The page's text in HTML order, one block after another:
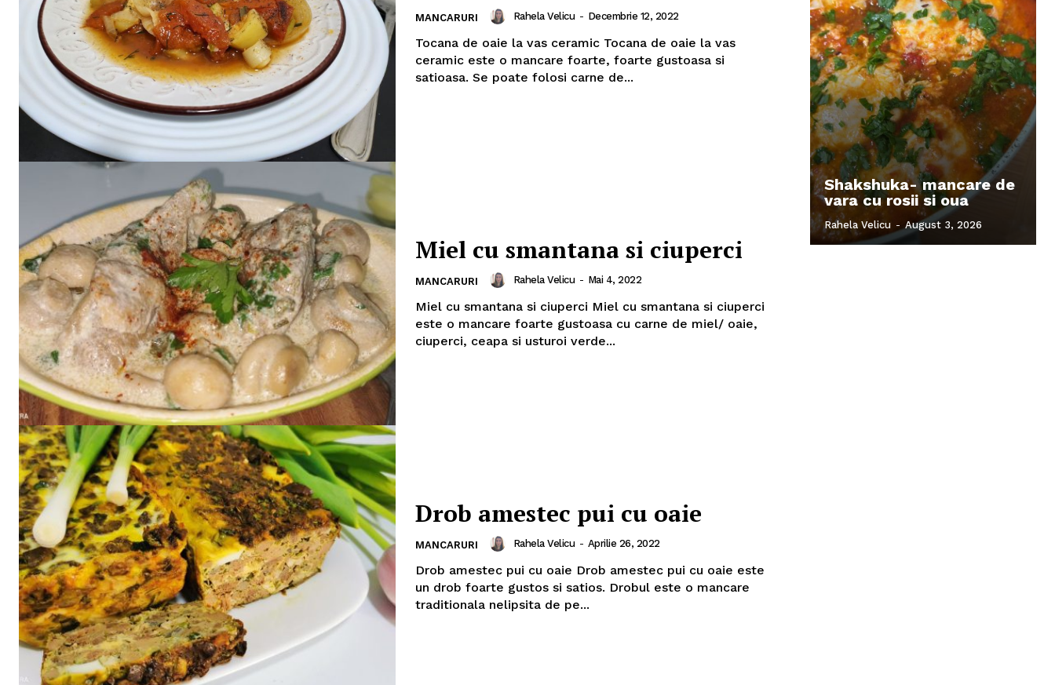
Politica de Confidențialitate
Contact
MANCARURI Rahela Velicu - Decembrie 12, 2022
Tocana de oaie la vas ceramic Tocana de oaie la vas
ceramic este o mancare foarte, foarte gustoasa si
satioasa. Se poate folosi carne de...
Miel cu smantana si ciuperci
MANCARURI Rahela Velicu - Mai 4, 2022
Miel cu smantana si ciuperci Miel cu smantana si ciuperci
este o mancare foarte gustoasa cu carne de miel/ oaie,
ciuperci, ceapa si usturoi verde...
Drob amestec pui cu oaie
MANCARURI Rahela Velicu - Aprilie 26, 2022
Drob amestec pui cu oaie Drob amestec pui cu oaie este
un drob foarte gustos si satios. Drobul este o mancare
traditionala nelipsita de pe...
Shakshuka- mancare de
vara cu rosii si oua
Rahela Velicu - August 3, 2026